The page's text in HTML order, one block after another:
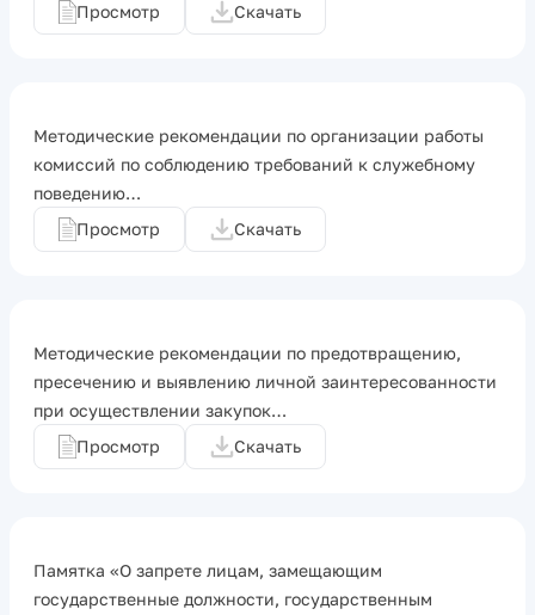
Просмотр
Скачать
Методические рекомендации по организации работы
комиссий по соблюдению требований к служебному
поведению…
Просмотр
Скачать
Методические рекомендации по предотвращению,
пресечению и выявлению личной заинтересованности
при осуществлении закупок…
Просмотр
Скачать
Памятка «О запрете лицам, замещающим
государственные должности, государственным